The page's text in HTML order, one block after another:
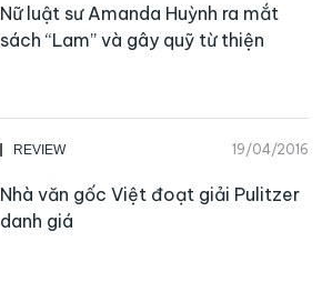
Nữ luật sư Amanda Huỳnh ra mắt
sách “Lam” và gây quỹ từ thiện
REVIEW 19/04/2016
Nhà văn gốc Việt đoạt giải Pulitzer
danh giá